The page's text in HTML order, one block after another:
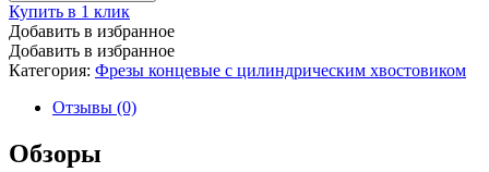
Купить в 1 клик
Добавить в избранное
Добавить в избранное
Категория: Фрезы концевые с цилиндрическим хвостовиком
Отзывы (0)
Обзоры